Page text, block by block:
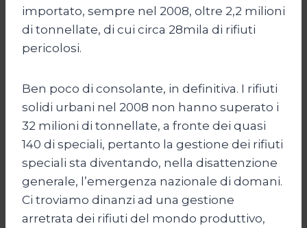
importato, sempre nel 2008, oltre 2,2 milioni
di tonnellate, di cui circa 28mila di rifiuti
pericolosi.
Ben poco di consolante, in definitiva. I rifiuti
solidi urbani nel 2008 non hanno superato i
32 milioni di tonnellate, a fronte dei quasi
140 di speciali, pertanto la gestione dei rifiuti
speciali sta diventando, nella disattenzione
generale, l’emergenza nazionale di domani.
Ci troviamo dinanzi ad una gestione
arretrata dei rifiuti del mondo produttivo,